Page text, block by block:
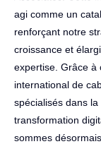
agi comme un
renforçant notre
croissance et
expertise. Grâce à
international de
spécialisés dans la
transformation
sommes